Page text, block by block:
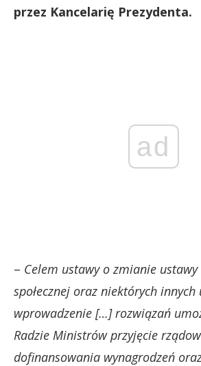
przez Kancelarię Prezydenta.
ad
– Celem ustawy o zmianie
społecznej oraz niektórych
wprowadzenie […] rozwiązań
Radzie Ministrów przyjęcie
dofinansowania wynagrodzeń